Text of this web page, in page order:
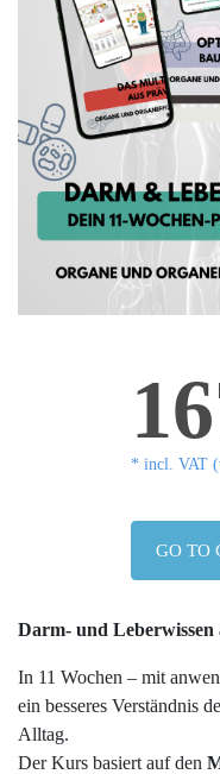
* incl. VAT
GO TO
Darm- und Leberwissen
In 11 Wochen – mit
ein besseres Verständnis
Alltag.
Der Kurs basiert auf den